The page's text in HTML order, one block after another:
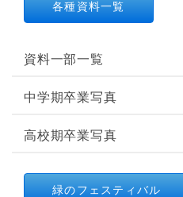
各種資料一覧
資料一部一覧
中学期卒業写真
高校期卒業写真
緑のフェスティバル